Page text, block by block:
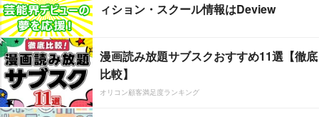
ィション・スクール情報はDeview
漫画読み放題サブスクおすすめ11選【徹底
比較】
オリコン顧客満足度ランキング